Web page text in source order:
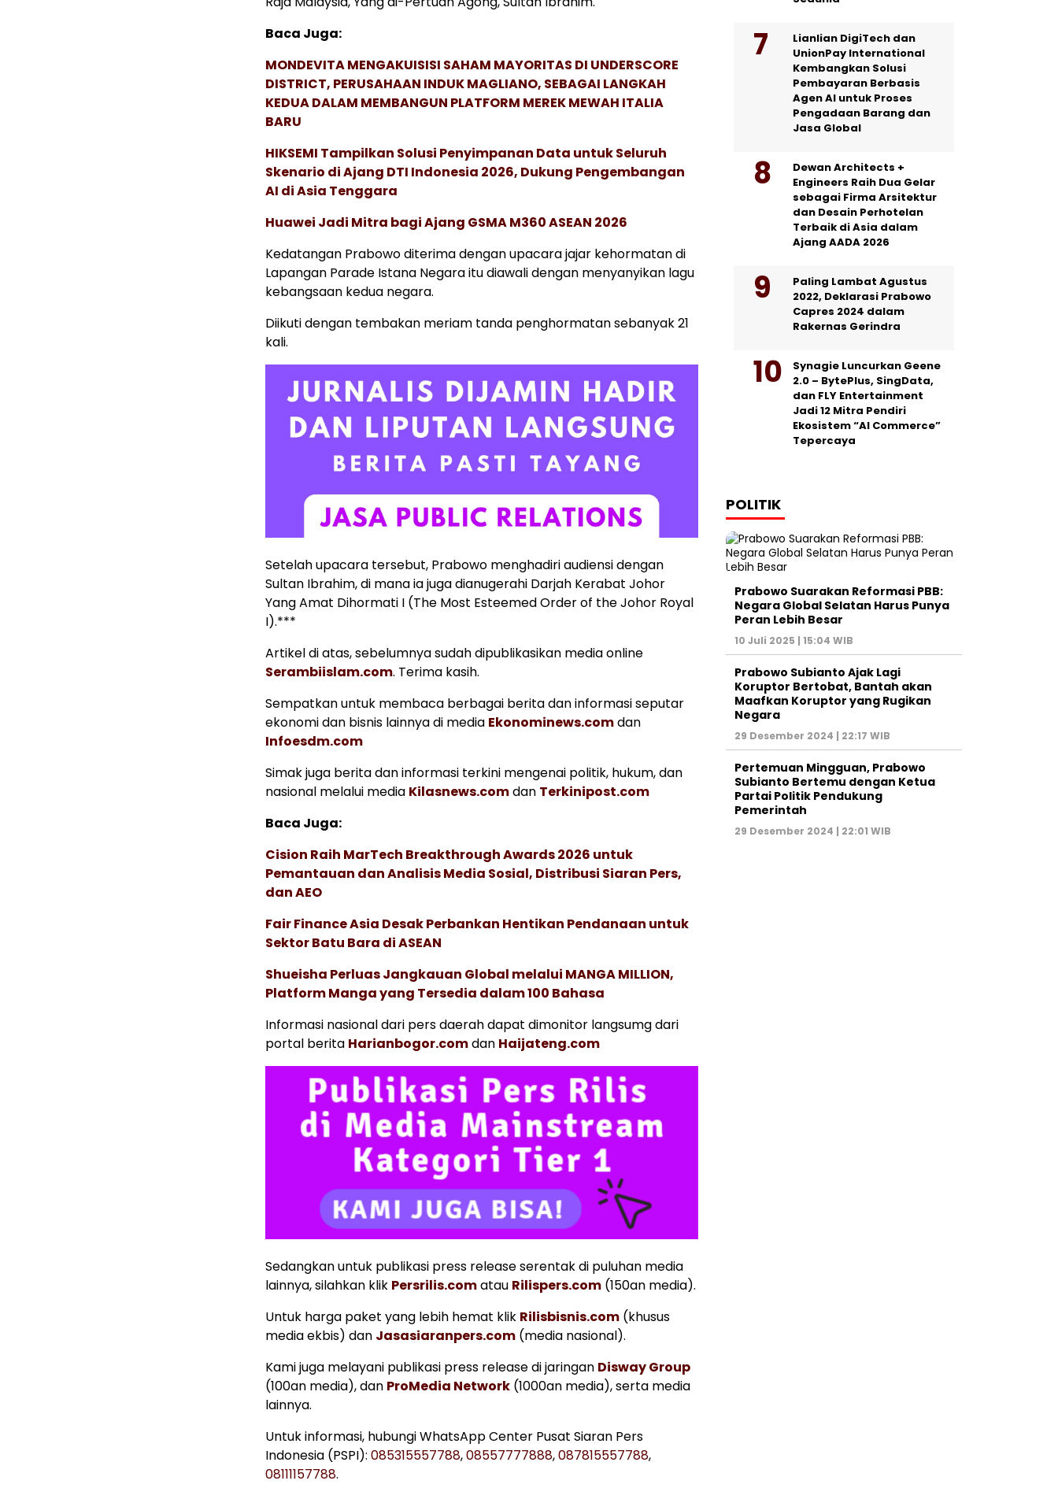
Baca Juga:
MONDEVITA MENGAKUISISI SAHAM MAYORITAS DI UNDERSCORE
DISTRICT, PERUSAHAAN INDUK MAGLIANO, SEBAGAI LANGKAH
KEDUA DALAM MEMBANGUN PLATFORM MEREK MEWAH ITALIA
BARU
HIKSEMI Tampilkan Solusi Penyimpanan Data untuk Seluruh
Skenario di Ajang DTI Indonesia 2026, Dukung Pengembangan
AI di Asia Tenggara
Huawei Jadi Mitra bagi Ajang GSMA M360 ASEAN 2026
Kedatangan Prabowo diterima dengan upacara jajar kehormatan di
Lapangan Parade Istana Negara itu diawali dengan menyanyikan lagu
kebangsaan kedua negara.
Diikuti dengan tembakan meriam tanda penghormatan sebanyak 21
kali.
Setelah upacara tersebut, Prabowo menghadiri audiensi dengan
Sultan Ibrahim, di mana ia juga dianugerahi Darjah Kerabat Johor
Yang Amat Dihormati I (The Most Esteemed Order of the Johor Royal
I).***
Artikel di atas, sebelumnya sudah dipublikasikan media online
Serambiislam.com. Terima kasih.
Sempatkan untuk membaca berbagai berita dan informasi seputar
ekonomi dan bisnis lainnya di media Ekonominews.comdan
Infoesdm.com
Simak juga berita dan informasi terkini mengenai politik, hukum, dan
nasional melalui media Kilasnews.comdan Terkinipost.com
Baca Juga:
Cision Raih MarTech Breakthrough Awards 2026 untuk
Pemantauan dan Analisis Media Sosial, Distribusi Siaran Pers,
dan AEO
Fair Finance Asia Desak Perbankan Hentikan Pendanaan untuk
Sektor Batu Bara di ASEAN
Shueisha Perluas Jangkauan Global melalui MANGA MILLION,
Platform Manga yang Tersedia dalam 100 Bahasa
Informasi nasional dari pers daerah dapat dimonitor langsumg dari
portal berita Harianbogor.comdan Haijateng.com
Sedangkan untuk publikasi press release serentak di puluhan media
lainnya, silahkan klik Persrilis.comatau Rilispers.com (150an media).
Untuk harga paket yang lebih hemat klik Rilisbisnis.com (khusus
media ekbis) dan Jasasiaranpers.com (media nasional).
Kami juga melayani publikasi press release di jaringan Disway Group
(100an media), dan ProMedia Network (1000an media), serta media
lainnya.
Untuk informasi, hubungi WhatsApp Center Pusat Siaran Pers
Indonesia (PSPI): 085315557788,08557777888,087815557788,
08111157788.
Lianlian DigiTech dan
UnionPay International
Kembangkan Solusi
Pembayaran Berbasis
Agen AI untuk Proses
Pengadaan Barang dan
Jasa Global
Dewan Architects +
Engineers Raih Dua Gelar
sebagai Firma Arsitektur
dan Desain Perhotelan
Terbaik di Asia dalam
Ajang AADA 2026
Paling Lambat Agustus
2022, Deklarasi Prabowo
Capres 2024 dalam
Rakernas Gerindra
Synagie Luncurkan Geene
2.0 – BytePlus, SingData,
dan FLY Entertainment
Jadi 12 Mitra Pendiri
Ekosistem “AI Commerce”
Tepercaya
POLITIK
Prabowo Suarakan Reformasi PBB:
Negara Global Selatan Harus Punya
Peran Lebih Besar
10 Juli 2025 | 15:04 WIB
Prabowo Subianto Ajak Lagi
Koruptor Bertobat, Bantah akan
Maafkan Koruptor yang Rugikan
Negara
29 Desember 2024 | 22:17 WIB
Pertemuan Mingguan, Prabowo
Subianto Bertemu dengan Ketua
Partai Politik Pendukung
Pemerintah
29 Desember 2024 | 22:01 WIB